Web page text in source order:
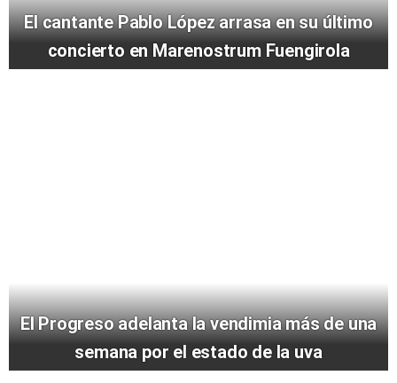
El cantante Pablo López arrasa en su último
concierto en Marenostrum Fuengirola
El Progreso adelanta la vendimia más de una
semana por el estado de la uva